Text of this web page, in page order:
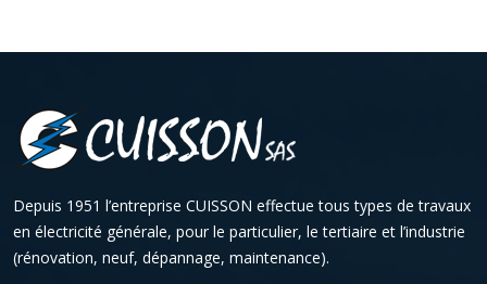
Depuis 1951 l’entreprise CUISSON effectue tous types de travaux
en électricité générale, pour le particulier, le tertiaire et l’industrie
(rénovation, neuf, dépannage, maintenance).